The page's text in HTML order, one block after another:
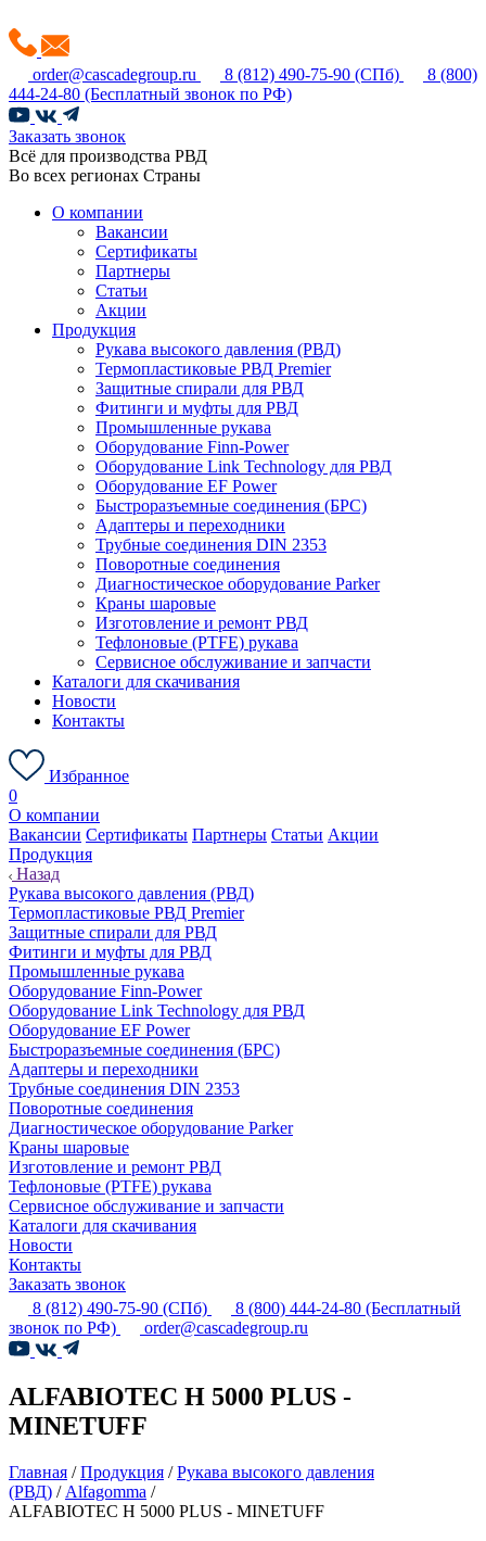
order@cascadegroup.ru 8 (812) 490-75-90 (СПб)
8 (800)
444-24-80 (Бесплатный звонок по РФ)
Заказать звонок
Всё для производства РВД
Во всех регионах Страны
О компании
Вакансии
Сертификаты
Партнеры
Статьи
Акции
Продукция
Рукава высокого давления (РВД)
Термопластиковые РВД Premier
Защитные спирали для РВД
Фитинги и муфты для РВД
Промышленные рукава
Оборудование Finn-Power
Оборудование Link Technology для РВД
Оборудование EF Power
Быстроразъемные соединения (БРС)
Адаптеры и переходники
Трубные соединения DIN 2353
Поворотные соединения
Диагностическое оборудование Parker
Краны шаровые
Изготовление и ремонт РВД
Тефлоновые (PTFE) рукава
Сервисное обслуживание и запчасти
Каталоги для скачивания
Новости
Контакты
Избранное
0
О компании
Вакансии Сертификаты Партнеры Статьи Акции
Продукция
Назад
Рукава высокого давления (РВД)
Термопластиковые РВД Premier
Защитные спирали для РВД
Фитинги и муфты для РВД
Промышленные рукава
Оборудование Finn-Power
Оборудование Link Technology для РВД
Оборудование EF Power
Быстроразъемные соединения (БРС)
Адаптеры и переходники
Трубные соединения DIN 2353
Поворотные соединения
Диагностическое оборудование Parker
Краны шаровые
Изготовление и ремонт РВД
Тефлоновые (PTFE) рукава
Сервисное обслуживание и запчасти
Каталоги для скачивания
Новости
Контакты
Заказать звонок
8 (812) 490-75-90 (СПб) 8 (800) 444-24-80 (Бесплатный
звонок по РФ)
order@cascadegroup.ru
ALFABIOTEC H 5000 PLUS -
MINETUFF
Главная /Продукция /Рукава высокого давления
(РВД) / Alfagomma /
ALFABIOTEC H 5000 PLUS - MINETUFF